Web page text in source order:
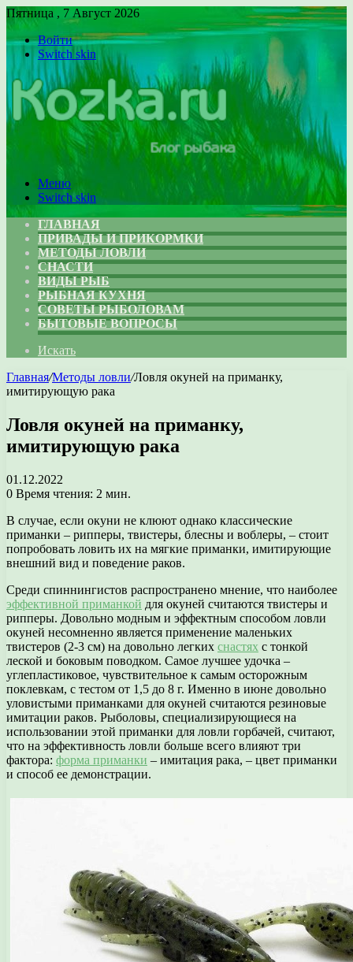
Пятница , 7 Август 2026
Войти
Switch skin
Меню
Switch skin
ГЛАВНАЯ
ПРИВАДЫ И ПРИКОРМКИ
МЕТОДЫ ЛОВЛИ
СНАСТИ
ВИДЫ РЫБ
РЫБНАЯ КУХНЯ
СОВЕТЫ РЫБОЛОВАМ
БЫТОВЫЕ ВОПРОСЫ
Искать
Главная/Методы ловли/Ловля окуней на приманку,
имитирующую рака
Ловля окуней на приманку,
имитирующую рака
01.12.2022
0 Время чтения: 2 мин.
В случае, если окуни не клюют однако классические
приманки – рипперы, твистеры, блесны и воблеры, – стоит
попробовать ловить их на мягкие приманки, имитирующие
внешний вид и поведение раков.
Среди спиннингистов распространено мнение, что наиболее
эффективной приманкой для окуней считаются твистеры и
рипперы. Довольно модным и эффектным способом ловли
окуней несомненно является применение маленьких
твистеров (2-3 см) на довольно легких снастях с тонкой
леской и боковым поводком. Самое лучшее удочка –
углепластиковое, чувствительное к самым осторожным
поклевкам, с тестом от 1,5 до 8 г. Именно в июне довольно
уловистыми приманками для окуней считаются резиновые
имитации раков. Рыболовы, специализирующиеся на
использовании этой приманки для ловли горбачей, считают,
что на эффективность ловли больше всего влияют три
фактора: форма приманки – имитация рака, – цвет приманки
и способ ее демонстрации.